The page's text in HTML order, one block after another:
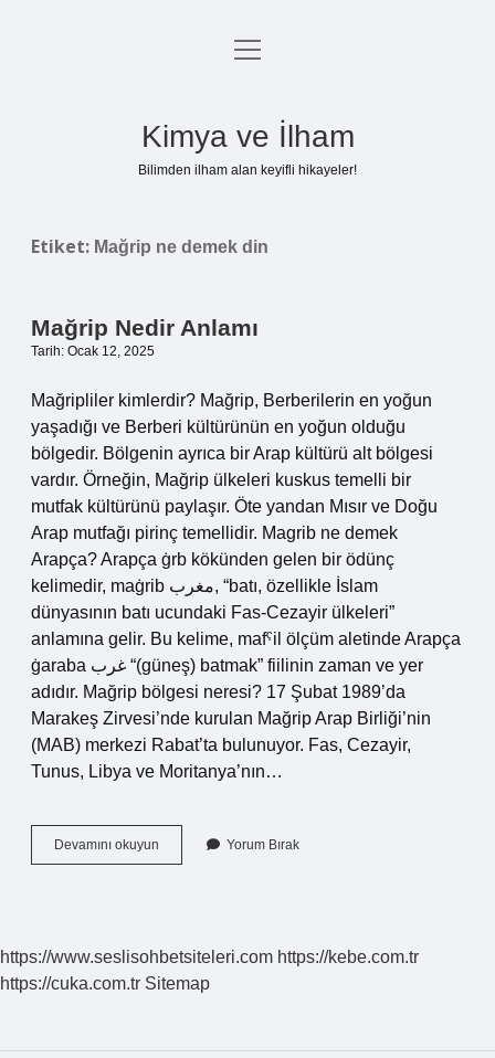
Anasayfa
menüyü
Kimya ve İlham
Bilimden ilham alan keyifli hikayeler!
Etiket: Mağrip ne demek din
Mağrip Nedir Anlamı
Tarih: Ocak 12, 2025
Mağripliler kimlerdir? Mağrip, Berberilerin en yoğun
yaşadığı ve Berberi kültürünün en yoğun olduğu
bölgedir. Bölgenin ayrıca bir Arap kültürü alt bölgesi
vardır. Örneğin, Mağrip ülkeleri kuskus temelli bir
mutfak kültürünü paylaşır. Öte yandan Mısır ve Doğu
Arap mutfağı pirinç temellidir. Magrib ne demek
Arapça? Arapça ġrb kökünden gelen bir ödünç
kelimedir, maġrib مغرب, “batı, özellikle İslam
dünyasının batı ucundaki Fas-Cezayir ülkeleri”
anlamına gelir. Bu kelime, mafˁil ölçüm aletinde Arapça
ġaraba غرب “(güneş) batmak” fiilinin zaman ve yer
adıdır. Mağrip bölgesi neresi? 17 Şubat 1989’da
Marakeş Zirvesi’nde kurulan Mağrip Arap Birliği’nin
(MAB) merkezi Rabat’ta bulunuyor. Fas, Cezayir,
Tunus, Libya ve Moritanya’nın…
Devamını okuyun
Nedir
Yorum Bırak
https://www.seslisohbetsiteleri.com https://kebe.com.tr
https://cuka.com.tr Sitemap